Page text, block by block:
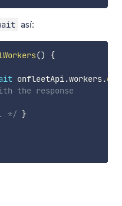
así:
()
{
onfleetApi .workers.get
the response
*/ }